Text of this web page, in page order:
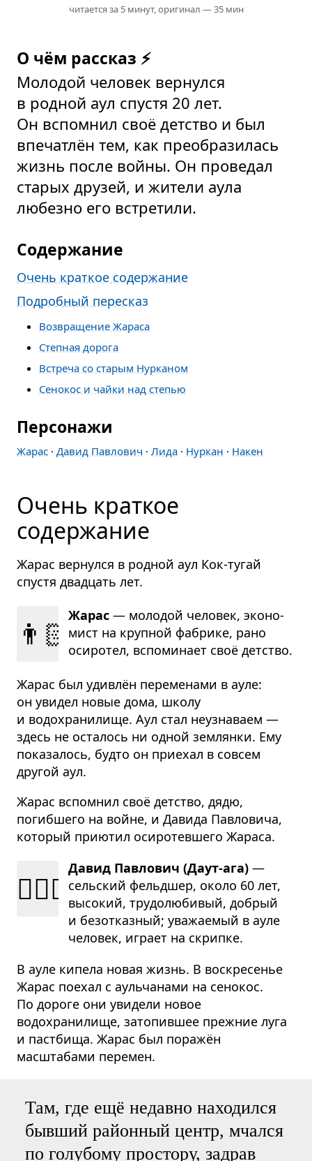
читается за 5 минут, оригинал — 35 мин
О чём рассказ ⚡
Молодой человек вернулся
в родной аул спустя 20 лет.
Он вспомнил своё детство и был
впечатлён тем, как преобразилась
жизнь после войны. Он проведал
старых друзей, и жители аула
любезно его встретили.
Содержание
Очень краткое содержание
Подробный пересказ
Возвращение Жараса
Степная дорога
Встреча со старым Нурканом
Сенокос и чайки над степью
Персонажи
Жарас · Давид Павлович · Лида · Нуркан · Накен
Очень краткое
содержание
Жарас вернулся в родной аул Кок-тугай
спустя двадцать лет.
👨🏻‍💼
Жарас — моло­дой чело­век, эко­но­
мист на круп­ной фабрике, рано
оси­ро­тел, вспо­ми­нает своё дет­ство.
Жарас был удивлён переменами в ауле:
он увидел новые дома, школу
и водохранилище. Аул стал неузнаваем —
здесь не осталось ни одной землянки. Ему
показалось, будто он приехал в совсем
другой аул.
Жарас вспомнил своё детство, дядю,
погибшего на войне, и Давида Павловича,
который приютил осиротевшего Жараса.
👨🏻‍⚕️
Давид Павлович (Даут-ага) —
сель­ский фельд­шер, около 60 лет,
высо­кий, тру­до­лю­би­вый, добрый
и без­от­каз­ный; ува­жа­е­мый в ауле
чело­век, играет на скрипке.
В ауле кипела новая жизнь. В воскресенье
Жарас поехал с аульчанами на сенокос.
По дороге они увидели новое
водохранилище, затопившее прежние луга
и пастбища. Жарас был поражён
масштабами перемен.
Там, где ещё недавно находился
бывший районный центр, мчался
по голубому простору, задрав